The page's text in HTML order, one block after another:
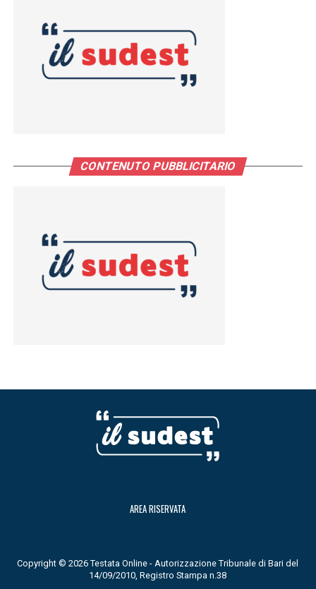
CONTENUTO PUBBLICITARIO
AREA RISERVATA
Copyright © 2026 Testata Online - Autorizzazione Tribunale di Bari del
14/09/2010, Registro Stampa n.38